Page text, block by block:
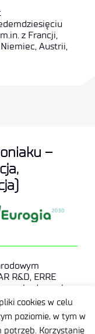
cookies w celu
poziomie, w tym w
potrzeb. Korzystanie
z Francji,
Austrii,
–
R&D, ERRE
pochodzących